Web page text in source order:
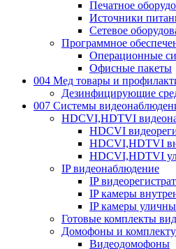
Печатное
Источники
Сетевое
Программное
Операционные
Офисные пакеты
004 Мед товары и
Дезинфицирующие
007 Системы
HDCVI,HDTVI
HDCVI
HDCVI,HDTVI
HDCVI,HDTVI
IP видеонаблюдение
IP
IP камеры
IP камеры
Готовые комплекты
Домофоны и
Видеодомофоны